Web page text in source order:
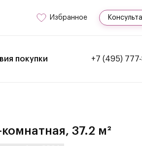
Избранное
покупки +7 (495)
37.2 м²